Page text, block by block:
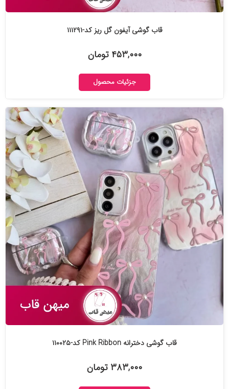
قاب گوشی آیفون گل ریز کد-۱۱۱۲۹۱
۴۵۳,۰۰۰ تومان
جزئیات محصول
قاب گوشی دخترانه Pink Ribbon کد-۱۱۰۰۲۵
۳۸۳,۰۰۰ تومان